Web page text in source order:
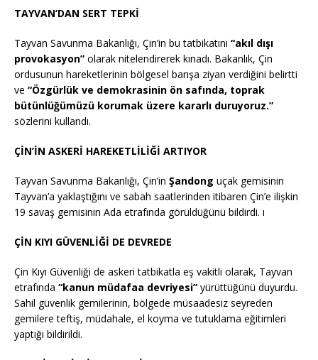
TAYVAN’DAN SERT TEPKİ
Tayvan Savunma Bakanlığı, Çin’in bu tatbikatını “akıl dışı
provokasyon” olarak nitelendirerek kınadı. Bakanlık, Çin
ordusunun hareketlerinin bölgesel barışa ziyan verdiğini belirtti
ve “Özgürlük ve demokrasinin ön safında, toprak
bütünlüğümüzü korumak üzere kararlı duruyoruz.”
sözlerini kullandı.
ÇİN’İN ASKERİ HAREKETLİLİĞİ ARTIYOR
Tayvan Savunma Bakanlığı, Çin’in Şandong uçak gemisinin
Tayvan’a yaklaştığını ve sabah saatlerinden itibaren Çin’e ilişkin
19 savaş gemisinin Ada etrafında görüldüğünü bildirdi. ı
ÇİN KIYI GÜVENLİĞİ DE DEVREDE
Çin Kıyı Güvenliği de askeri tatbikatla eş vakitli olarak, Tayvan
etrafında “kanun müdafaa devriyesi” yürüttüğünü duyurdu.
Sahil güvenlik gemilerinin, bölgede müsaadesiz seyreden
gemilere teftiş, müdahale, el koyma ve tutuklama eğitimleri
yaptığı bildirildi.